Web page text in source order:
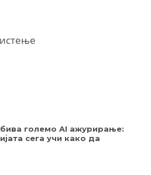
големо AI ажурирање:
сега учи како да